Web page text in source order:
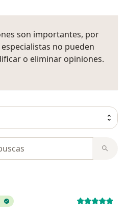
son importantes, por
no pueden
o eliminar opiniones.